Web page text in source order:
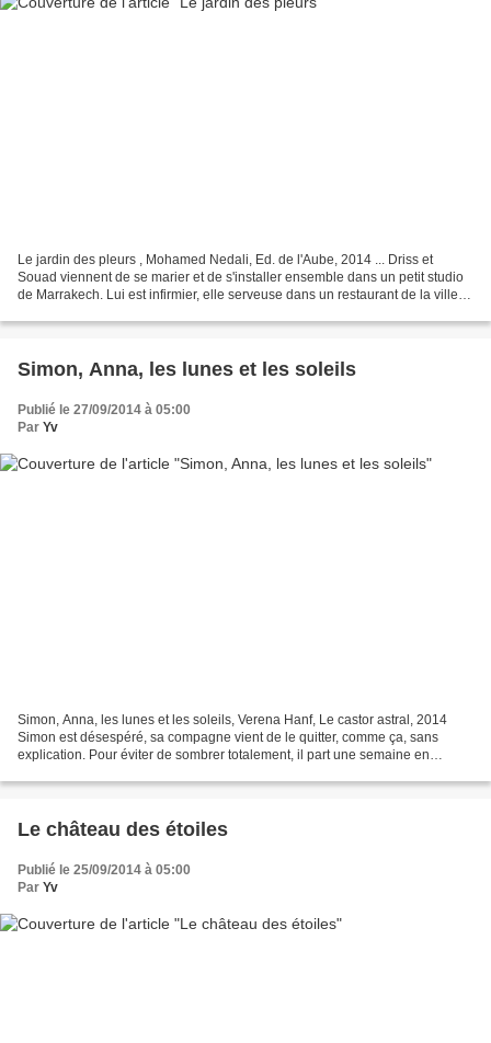
Le jardin des pleurs , Mohamed Nedali, Ed. de l'Aube, 2014 ... Driss et
Souad viennent de se marier et de s'installer ensemble dans un petit studio
de Marrakech. Lui est infirmier, elle serveuse dans un restaurant de la ville.
Simon, Anna, les lunes et les soleils
Publié le 27/09/2014 à 05:00
Par Yv
Simon, Anna, les lunes et les soleils, Verena Hanf, Le castor astral, 2014
Simon est désespéré, sa compagne vient de le quitter, comme ça, sans
explication. Pour éviter de sombrer totalement, il part une semaine en
Le château des étoiles
Publié le 25/09/2014 à 05:00
Par Yv